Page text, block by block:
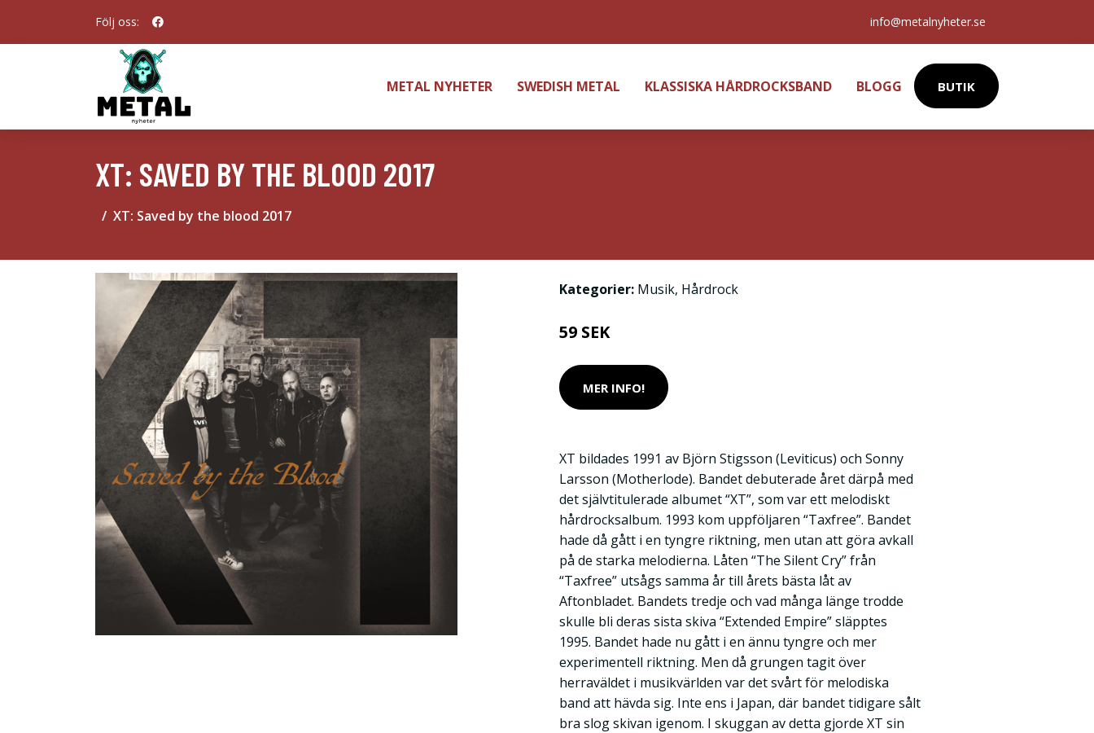
Följ oss: info@metalnyheter.se
METAL NYHETER SWEDISH METAL KLASSISKA HÅRDROCKSBAND BLOGG BUTIK
XT: SAVED BY THE BLOOD 2017
XT: Saved by the blood 2017
Kategorier: Musik, Hårdrock
59 SEK
MER INFO!
XT bildades 1991 av Björn Stigsson (Leviticus) och Sonny
Larsson (Motherlode). Bandet debuterade året därpå med
det självtitulerade albumet “XT”, som var ett melodiskt
hårdrocksalbum. 1993 kom uppföljaren “Taxfree”. Bandet
hade då gått i en tyngre riktning, men utan att göra avkall
på de starka melodierna. Låten “The Silent Cry” från
“Taxfree” utsågs samma år till årets bästa låt av
Aftonbladet. Bandets tredje och vad många länge trodde
skulle bli deras sista skiva “Extended Empire” släpptes
1995. Bandet hade nu gått i en ännu tyngre och mer
experimentell riktning. Men då grungen tagit över
herraväldet i musikvärlden var det svårt för melodiska
band att hävda sig. Inte ens i Japan, där bandet tidigare sålt
bra slog skivan igenom. I skuggan av detta gjorde XT sin